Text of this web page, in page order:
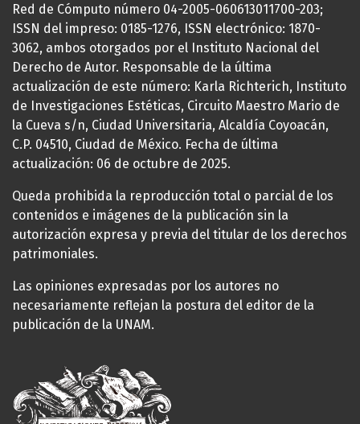
Red de Cómputo número 04-2005-060613011700-203;
ISSN del impreso: 0185-1276, ISSN electrónico: 1870-
3062, ambos otorgados por el Instituto Nacional del
Derecho de Autor. Responsable de la última
actualización de este número: Karla Richterich, Instituto
de Investigaciones Estéticas, Circuito Maestro Mario de
la Cueva s/n, Ciudad Universitaria, Alcaldía Coyoacán,
C.P. 04510, Ciudad de México. Fecha de última
actualización: 06 de octubre de 2025.
Queda prohibida la reproducción total o parcial de los
contenidos e imágenes de la publicación sin la
autorización expresa y previa del titular de los derechos
patrimoniales.
Las opiniones expresadas por los autores no
necesariamente reflejan la postura del editor de la
publicación de la UNAM.